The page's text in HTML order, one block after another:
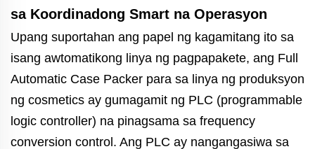
sa Koordinadong Smart na Operasyon
Upang suportahan ang papel ng kagamitang ito sa
isang awtomatikong linya ng pagpapakete, ang Full
Automatic Case Packer para sa linya ng produksyon
ng cosmetics ay gumagamit ng PLC (programmable
logic controller) na pinagsama sa frequency
conversion control. Ang PLC ay nangangasiwa sa